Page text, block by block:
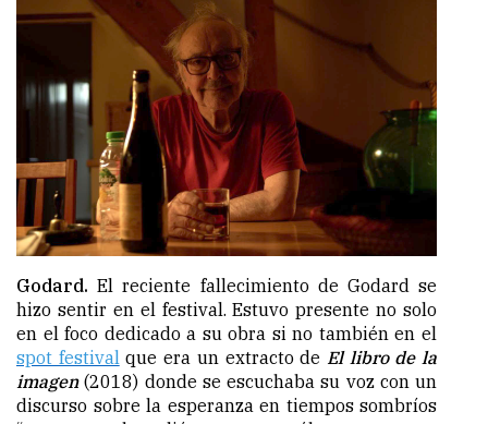
Godard.El reciente fallecimiento de Godard se
hizo sentir en el festival. Estuvo presente no solo
en el foco dedicado a su obra si no también en el
spot festival que era un extracto de El libro de la
imagen(2018) donde se escuchaba su voz con un
discurso sobre la esperanza en tiempos sombríos